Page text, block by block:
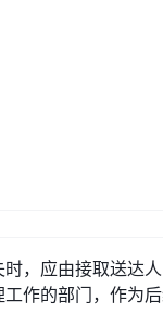
，应由接取送达
作的部门，作为后